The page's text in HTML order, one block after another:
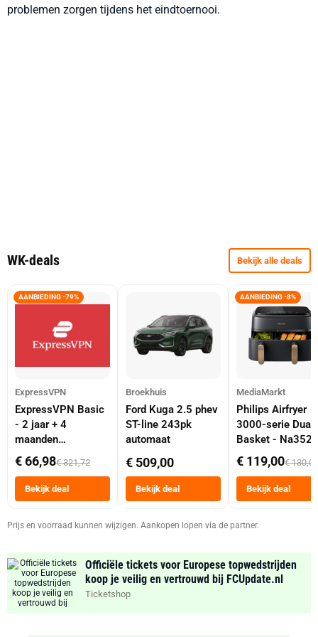
problemen zorgen tijdens het eindtoernooi.
WK-deals Bekijk alle deals
AANBIEDING -79%
ExpressVPN
ExpressVPN Basic
- 2 jaar + 4
maanden
abonnement
€ 66,98€ 321,72
Bekijk deal
Broekhuis
Ford Kuga 2.5 phev
ST-line 243pk
automaat
€ 509,00
Bekijk deal
AANBIEDING -8%
MediaMarkt
Philips Airfryer
3000-serie Dual
Basket -
Dubbele Mand 9
Tot 6 Personen
Heteluchtfriteuse
Zwart
€ 119,00€ 130,00
Bekijk deal
Prijs en voorraad kunnen wijzigen. Aankopen lopen via de partner.
Officiële tickets voor Europese topwedstrijden
koop je veilig en vertrouwd bij FCUpdate.nl
Ticketshop